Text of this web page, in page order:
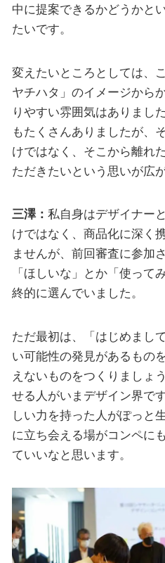
中に提案できるかどうかと
たいです。
変えたいところとしては、
ヤチハタ」のイメージから
りやすい雰囲気はありまし
もたくさんありましたが、
けではなく、そこから離れ
ただきたいという思いが広
三澤： 私自身はデザイナー
けではなく、商品化に深く
ませんが、前回審査に参加
「ほしいな」とか「使って
終的に選んでいました。
ただ最初は、「はじめまし
い可能性の発見があるもの
えないものをつくりましょ
せる人がいまデザイン界で
しい力を持った人がぽっと
に立ち会える場がコンペに
ていいなと思います。